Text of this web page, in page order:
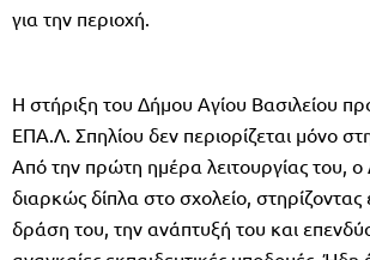
για την περιοχή.
Η στήριξη του Δήμου Αγίου Βασιλείου
ΕΠΑ.Λ. Σπηλίου δεν περιορίζεται μόνο
Από την πρώτη ημέρα λειτουργίας του, ο
διαρκώς δίπλα στο σχολείο,
δράση του, την ανάπτυξή του και